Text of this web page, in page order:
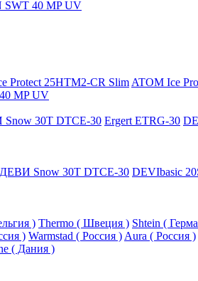
SWT 40 MP UV
Protect 25HTM2-CR Slim ATOM Ice
MP UV
30T DTCE-30 Ergert ETRG-30
ДЕВИ Snow 30T DTCE-30 DEVIbasic
) Thermo ( Швеция ) Shtein (
) Warmstad ( Россия ) Aura ( Россия )
( Дания )